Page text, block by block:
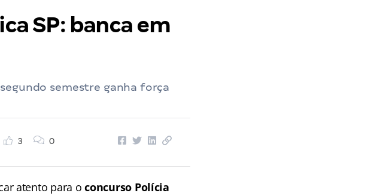
SP: banca em
semestre ganha força
3 0
atento para oconcurso Polícia